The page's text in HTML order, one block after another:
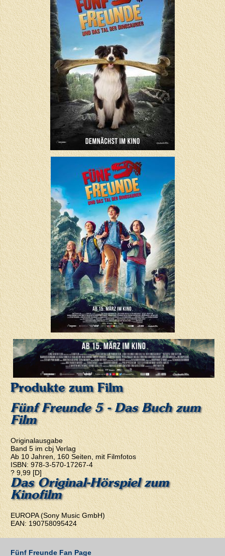
Produkte zum Film
Fünf Freunde 5 - Das Buch zum
Film
Originalausgabe
Band 5 im cbj Verlag
Ab 10 Jahren, 160 Seiten, mit Filmfotos
ISBN: 978-3-570-17267-4
? 9,99 [D]
Das Original-Hörspiel zum
Kinofilm
EUROPA (Sony Music GmbH)
EAN: 190758095424
Fünf Freunde Fan Page